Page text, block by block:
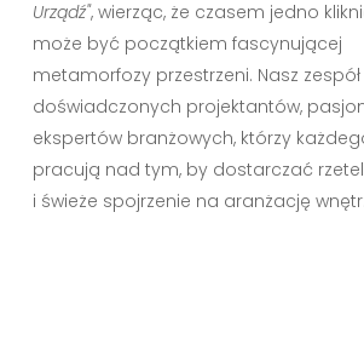
Urządź", wierząc, że czasem jedno
może być początkiem fascynującej
metamorfozy przestrzeni. Nasz zespół
doświadczonych projektantów,
ekspertów branżowych, którzy
pracują nad tym, by dostarczać
i świeże spojrzenie na aranżację